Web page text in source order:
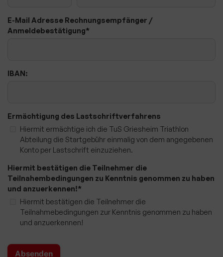
E-Mail Adresse Rechnungsempfänger /
Anmeldebestätigung*
IBAN:
Ermächtigung des Lastschriftverfahrens
Hiermit ermächtige ich die TuS Griesheim Triathlon
Abteilung die Startgebühr einmalig von dem angegebenen
Konto per Lastschrift einzuziehen.
Hiermit bestätigen die Teilnehmer die
Teilnahembedingungen zu Kenntnis genommen zu haben
und anzuerkennen!*
Hiermit bestätigen die Teilnehmer die
Teilnahmebedingungen zur Kenntnis genommen zu haben
und anzuerkennen!
Unterstützt von...
Streckenplan Schüler C
Streckenplan Mixed Team Relay
FourFriends Mixed Team Relay
Anmeldung FourFriends Mixed Team Relay
Short-Track Helfer Infos
Short-Track Schüler Challenge
Nikolauslauf
Über Uns & Kontakte